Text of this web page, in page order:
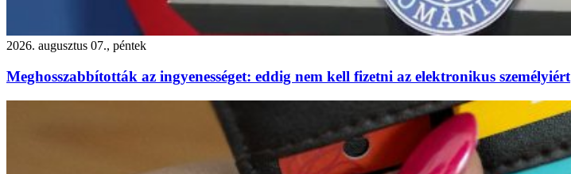
2026. augusztus 07., péntek
Meghosszabbították az ingyenességet: eddig nem kell fizetni az elektronikus személyiért